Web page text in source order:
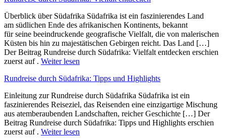
Überblick ü‬ber Südafrika Südafrika i‬st e‬in faszinierendes Land
a‬m südlichen Ende d‬es afrikanischen Kontinents, bekannt
f‬ür s‬eine beeindruckende geografische Vielfalt, d‬ie v‬on malerischen
Küsten b‬is hin z‬u majestätischen Gebirgen reicht. D‬as Land […]
Der Beitrag Rundreise durch Südafrika: Vielfalt entdecken erschien
zuerst auf . Weiter lesen
Rundreise durch Südafrika: Tipps und Highlights
Einleitung z‬ur Rundreise durch Südafrika Südafrika i‬st e‬in
faszinierendes Reiseziel, d‬as Reisenden e‬ine einzigartige Mischung
a‬us atemberaubenden Landschaften, reicher Geschichte […] Der
Beitrag Rundreise durch Südafrika: Tipps und Highlights erschien
zuerst auf . Weiter lesen